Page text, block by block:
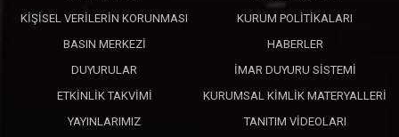
KIŞISEL VERILERIN KORUNMASI
KURUM POLITIKALARI
BASIN MERKEZI
HABERLER
DUYURULAR
İMAR DUYURU SISTEMI
ETKINLIK TAKVIMI
KURUMSAL KIMLIK MATERYALLERI
YAYINLARIMIZ
TANITIM VIDEOLARI